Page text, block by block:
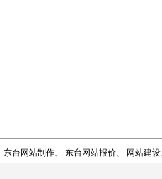
东台网站制作、 东台网站报价、 网站建设